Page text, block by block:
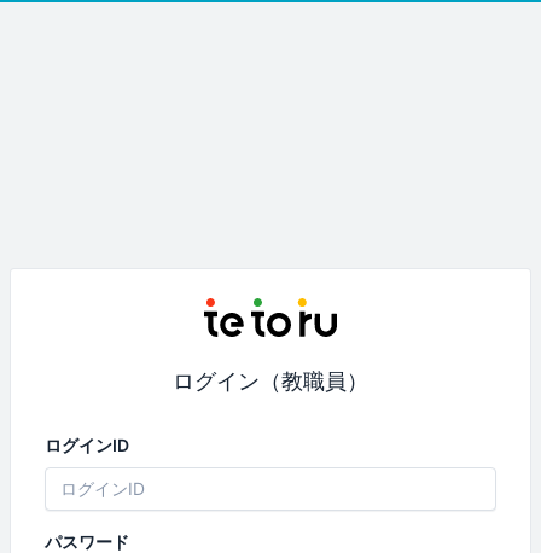
ログイン（教職員）
ログインID
パスワード